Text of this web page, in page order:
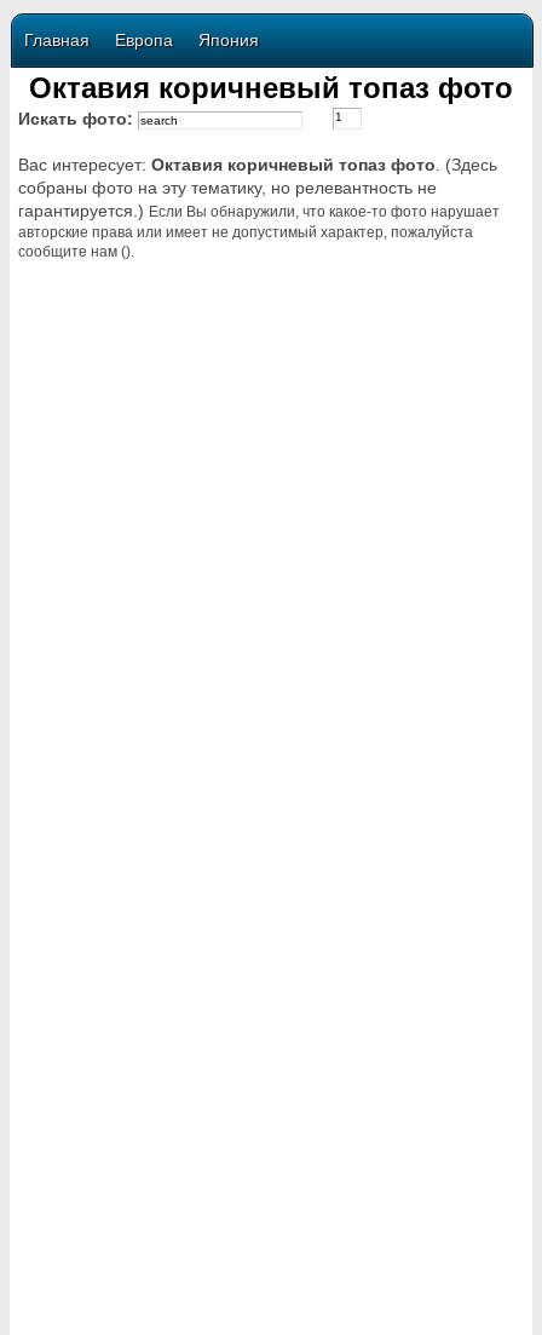
Главная Европа Япония
Октавия коричневый топаз фото
Искать фото:
Вас интересует: Октавия коричневый топаз фото . (Здесь
собраны фото на эту тематику, но релевантность не
гарантируется.) Если Вы обнаружили, что какое-то фото нарушает
авторские права или имеет не допустимый характер, пожалуйста
сообщите нам ().